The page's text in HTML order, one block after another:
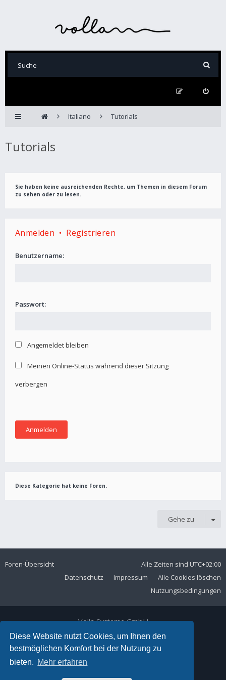
Diese Website nutzt Cookies, um Ihnen den
bestmöglichen Komfort bei der Nutzung zu
bieten. Mehr erfahren
Italiano Tutorials
Tutorials
Sie haben keine ausreichenden Rechte, um Themen in diesem Forum
zu sehen oder zu lesen.
Anmelden • Registrieren
Benutzername:
Passwort:
Angemeldet bleiben
Meinen Online-Status während dieser Sitzung
verbergen
Diese Kategorie hat keine Foren.
Gehe zu
Foren-Übersicht Alle Zeiten sind UTC+02:00
Alle Cookies löschen
Impressum
Datenschutz
Nutzungsbedingungen
Volla Systeme GmbH
Kölner Straße 102
42897 Remscheid
Telefon:+49 2191 59897 61
E-Mail: